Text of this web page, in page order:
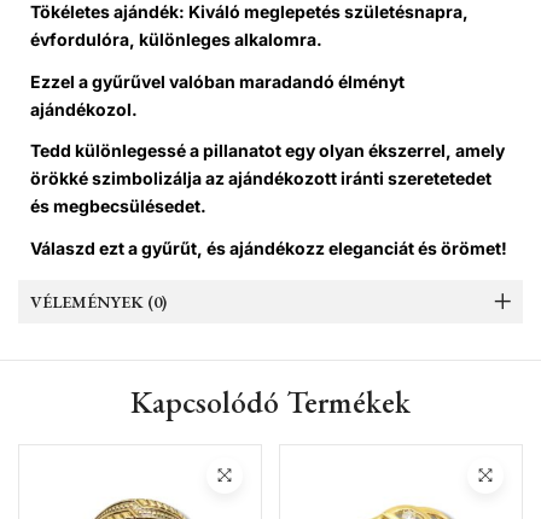
Tökéletes ajándék: Kiváló meglepetés születésnapra,
évfordulóra, különleges alkalomra.
Ezzel a gyűrűvel valóban maradandó élményt
ajándékozol.
Tedd különlegessé a pillanatot egy olyan ékszerrel, amely
örökké szimbolizálja az ajándékozott iránti szeretetedet
és megbecsülésedet.
Válaszd ezt a gyűrűt, és ajándékozz eleganciát és örömet!
VÉLEMÉNYEK (0)
Kapcsolódó Termékek